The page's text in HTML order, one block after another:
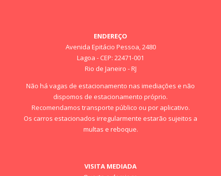
ENDEREÇO
Avenida Epitácio Pessoa, 2480
Lagoa - CEP: 22471-001
Rio de Janeiro - RJ
Não há vagas de estacionamento nas imediações e não
dispomos de estacionamento próprio.
Recomendamos transporte público ou por aplicativo.
Os carros estacionados irregularmente estarão sujeitos a
multas e reboque.
VISITA MEDIADA